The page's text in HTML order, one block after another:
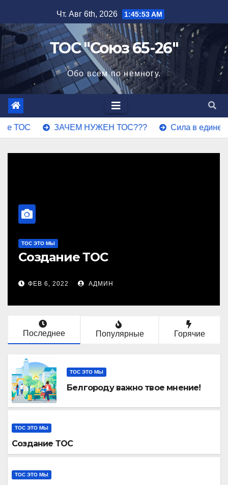
к
содержимому
Чт. Авг 6th, 2026 1:45:53 AM
ТОС "Союз 65-26"
Обо всем по немногу.
ЗАЧЕМ НУЖЕН ТОС??? Сила в
ТОС ЭТО МЫ
Создание ТОС
ФЕВ 6, 2022 АДМИН
Последнее Популярные Горячие
ТОС ЭТО МЫ
Белгороду важно твое мнение!
ТОС ЭТО МЫ
Создание ТОС
ТОС ЭТО МЫ